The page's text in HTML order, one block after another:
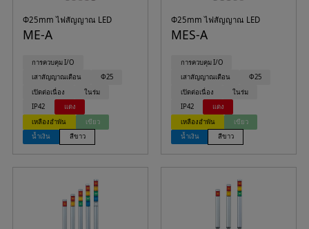
Φ25mm ไฟสัญญาณ LED
ME-A
การควบคุม I/O
เสาสัญญาณเตือน
Φ25
เปิดต่อเนื่อง
ในร่ม
IP42
แดง
เหลืองอำพัน
เขียว
น้ำเงิน
สีขาว
Φ25mm ไฟสัญญาณ LED
MES-A
การควบคุม I/O
เสาสัญญาณเตือน
Φ25
เปิดต่อเนื่อง
ในร่ม
IP42
แดง
เหลืองอำพัน
เขียว
น้ำเงิน
สีขาว